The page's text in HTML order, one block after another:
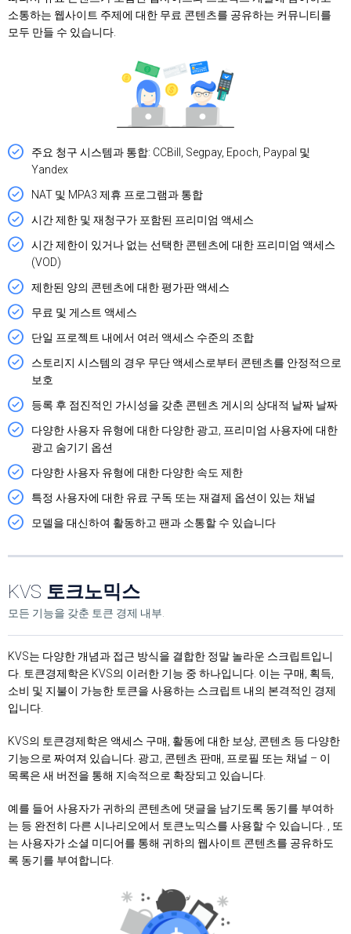
소통하는 웹사이트 주제에 대한 무료 콘텐츠를 공유하는 커뮤니티를
모두 만들 수 있습니다.
주요 청구 시스템과 통합: CCBill, Segpay, Epoch, Paypal 및
Yandex
NAT 및 MPA3 제휴 프로그램과 통합
시간 제한 및 재청구가 포함된 프리미엄 액세스
시간 제한이 있거나 없는 선택한 콘텐츠에 대한 프리미엄 액세스
(VOD)
제한된 양의 콘텐츠에 대한 평가판 액세스
무료 및 게스트 액세스
단일 프로젝트 내에서 여러 액세스 수준의 조합
스토리지 시스템의 경우 무단 액세스로부터 콘텐츠를 안정적으로
보호
등록 후 점진적인 가시성을 갖춘 콘텐츠 게시의 상대적 날짜 날짜
다양한 사용자 유형에 대한 다양한 광고, 프리미엄 사용자에 대한
광고 숨기기 옵션
다양한 사용자 유형에 대한 다양한 속도 제한
특정 사용자에 대한 유료 구독 또는 재결제 옵션이 있는 채널
모델을 대신하여 활동하고 팬과 소통할 수 있습니다
KVS 토크노믹스
모든 기능을 갖춘 토큰 경제 내부.
KVS는 다양한 개념과 접근 방식을 결합한 정말 놀라운 스크립트입니
다. 토큰경제학은 KVS의 이러한 기능 중 하나입니다. 이는 구매, 획득,
소비 및 지불이 가능한 토큰을 사용하는 스크립트 내의 본격적인 경제
입니다.
KVS의 토큰경제학은 액세스 구매, 활동에 대한 보상, 콘텐츠 등 다양한
기능으로 짜여져 있습니다. 광고, 콘텐츠 판매, 프로필 또는 채널 – 이
목록은 새 버전을 통해 지속적으로 확장되고 있습니다.
예를 들어 사용자가 귀하의 콘텐츠에 댓글을 남기도록 동기를 부여하
는 등 완전히 다른 시나리오에서 토큰노믹스를 사용할 수 있습니다. , 또
는 사용자가 소셜 미디어를 통해 귀하의 웹사이트 콘텐츠를 공유하도
록 동기를 부여합니다.